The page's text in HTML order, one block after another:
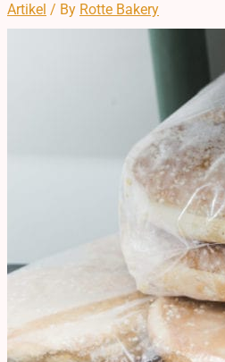
Artikel / By Rotte Bakery